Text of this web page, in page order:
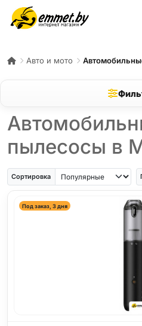
Авто и мото
пылесосы в
Сортировка
Под заказ, 3 дня